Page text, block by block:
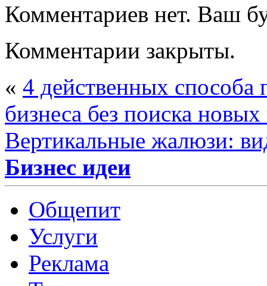
Комментариев нет. Ваш
Комментарии закрыты.
« 4 действенных
бизнеса без поиска
Вертикальные жалюзи:
Бизнес идеи
Общепит
Услуги
Реклама